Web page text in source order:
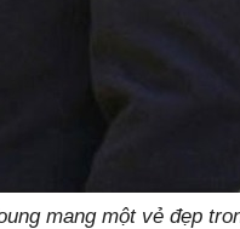
mang một vẻ đẹp